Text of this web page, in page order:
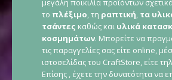
μεγάλη ποικιλία προϊόντων
το πλέξιμο, τη ραπτική, τα
τσάντες καθώς και υλικά
κοσμημάτων. Μπορείτε να
τις παραγγελίες σας είτε online,
ιστοσελίδας του CraftStore, είτε
Επίσης , έχετε την δυνατότητα να